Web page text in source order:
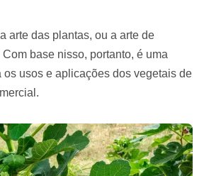
arte das plantas, ou a arte de
base nisso, portanto, é uma
usos e aplicações dos vegetais de